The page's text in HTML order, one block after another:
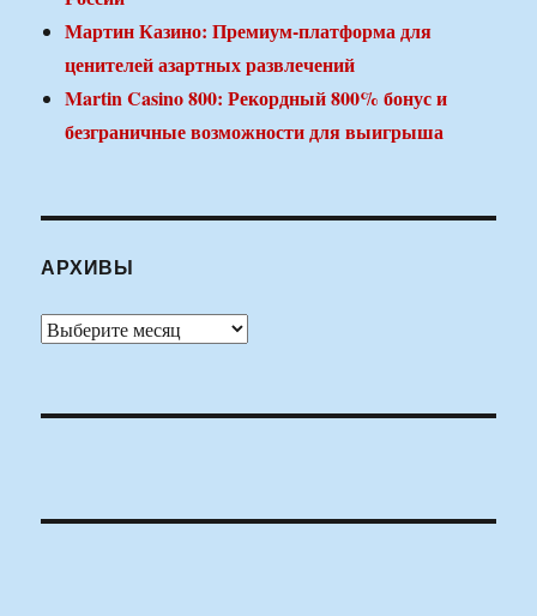
Мартин Казино: Премиум-платформа для
ценителей азартных развлечений
Martin Casino 800: Рекордный 800% бонус и
безграничные возможности для выигрыша
АРХИВЫ
Архивы